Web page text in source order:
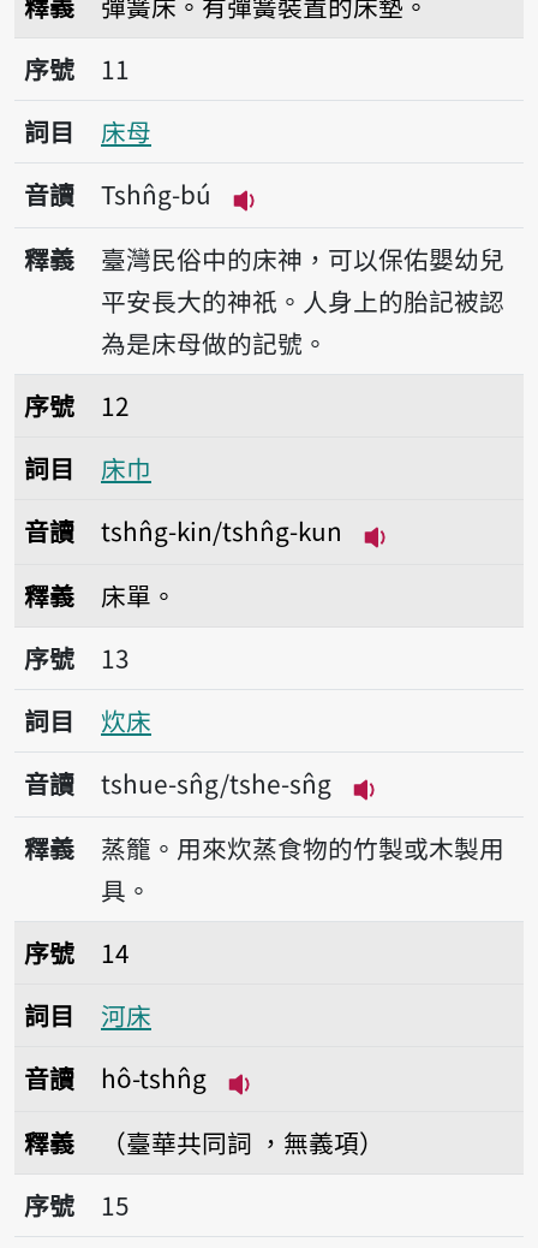
序號11床母
序號
11
詞目
床母
音讀
Tshn̂g-bú
播放音讀Tshn̂g-bú
釋義
臺灣民俗中的床神，可以保佑嬰幼兒
平安長大的神祇。人身上的胎記被認
為是床母做的記號。
序號12床巾
序號
12
詞目
床巾
音讀
tshn̂g-kin/tshn̂g-kun
釋義
床單。
序號13炊床
序號
13
詞目
炊床
音讀
tshue-sn̂g/tshe-sn̂g
播放音讀
釋義
蒸籠。用來炊蒸食物的竹製或木製用
具。
序號14河床
序號
14
詞目
河床
音讀
hô-tshn̂g
釋義
（臺華共同詞 ，無義項）
序號15臨床
序號
15